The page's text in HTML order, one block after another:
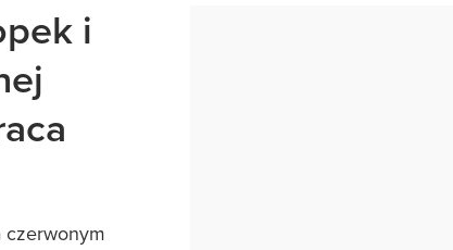
i
czerwonym